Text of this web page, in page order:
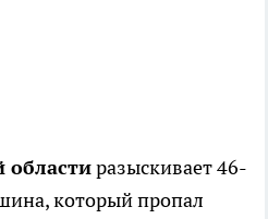
областиразыскивает 46-
который пропал